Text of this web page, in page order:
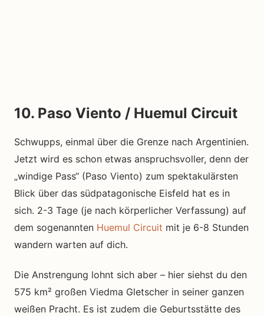
10. Paso Viento / Huemul Circuit
Schwupps, einmal über die Grenze nach Argentinien.
Jetzt wird es schon etwas anspruchsvoller, denn der
„windige Pass“ (Paso Viento) zum spektakulärsten
Blick über das südpatagonische Eisfeld hat es in
sich. 2-3 Tage (je nach körperlicher Verfassung) auf
dem sogenannten Huemul Circuit mit je 6-8 Stunden
wandern warten auf dich.
Die Anstrengung lohnt sich aber – hier siehst du den
575 km² großen Viedma Gletscher in seiner ganzen
weißen Pracht. Es ist zudem die Geburtsstätte des